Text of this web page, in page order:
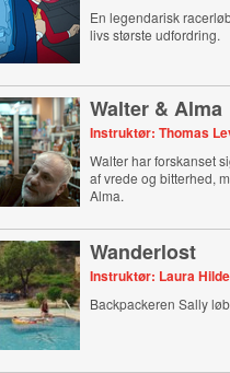
En legendarisk
livs største udfordring.
Walter & Alma
Instruktør: Thomas
Walter har forskanset
af vrede og bitterhed,
Alma.
Wanderlost
Instruktør: Laura
Backpackeren Sally